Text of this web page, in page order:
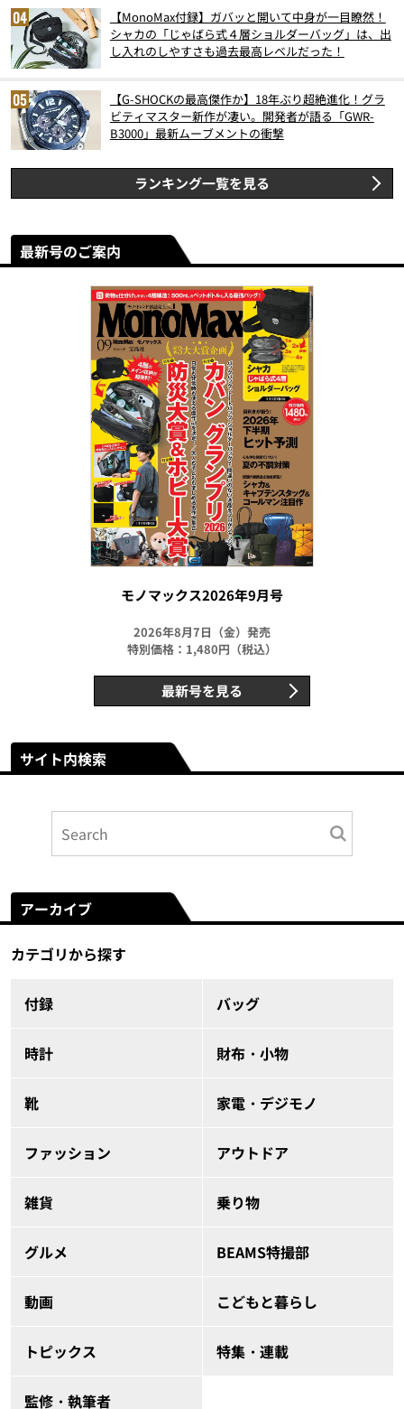
【MonoMax付録】ガバッと開いて中身が一目瞭然！
シャカの「じゃばら式４層ショルダーバッグ」は、出
し入れのしやすさも過去最高レベルだった！
【G-SHOCKの最高傑作か】18年ぶり超絶進化！グラ
ビティマスター新作が凄い。開発者が語る「GWR-
B3000」最新ムーブメントの衝撃
ランキング一覧を見る
最新号のご案内
モノマックス2026年9月号
2026年8月7日（金）発売
特別価格：1,480円（税込）
最新号を見る
サイト内検索
アーカイブ
カテゴリから探す
付録 バッグ
時計 財布・小物
靴 家電・デジモノ
ファッション アウトドア
雑貨 乗り物
グルメ BEAMS特撮部
動画 こどもと暮らし
トピックス 特集・連載
監修・執筆者